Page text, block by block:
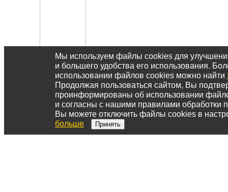
Мы используем файлы cookies для
и большего удобства его использования.
использовании файлов cookies можно найти
Продолжая пользоваться сайтом, Вы
проинформированы об использовании
и согласны с нашими правилами обработки
Вы можете отключить файлы cookies в
больше
Принять